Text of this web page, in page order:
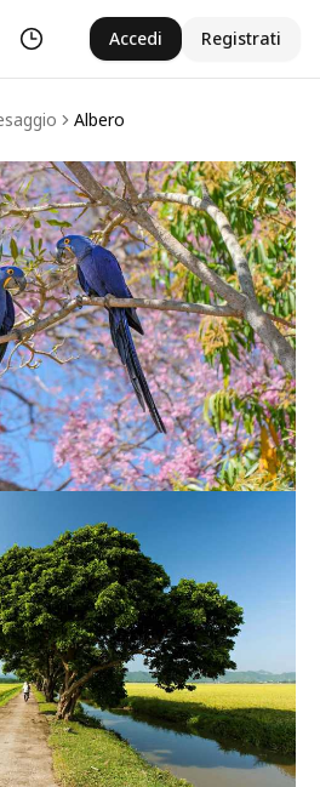
Cronologia Accedi Registrati
Albero